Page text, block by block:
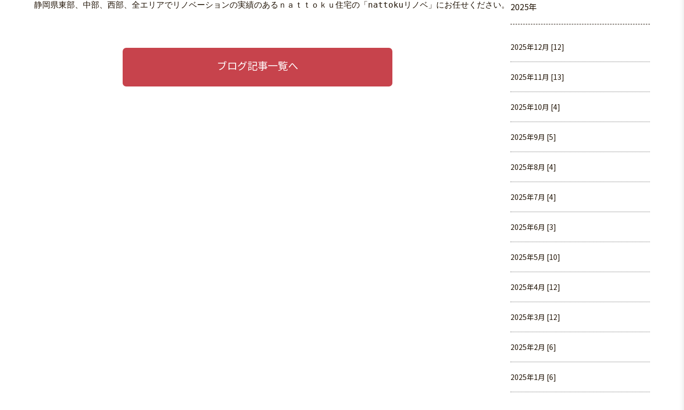
静岡県東部、中部、西部、全エリアでリノベーションの実績のあるｎａｔｔｏｋｕ住宅の「nattokuリノベ」にお任せください。
ブログ記事一覧へ
2025年
2025年12月 [12]
2025年11月 [13]
2025年10月 [4]
2025年9月 [5]
2025年8月 [4]
2025年7月 [4]
2025年6月 [3]
2025年5月 [10]
2025年4月 [12]
2025年3月 [12]
2025年2月 [6]
2025年1月 [6]